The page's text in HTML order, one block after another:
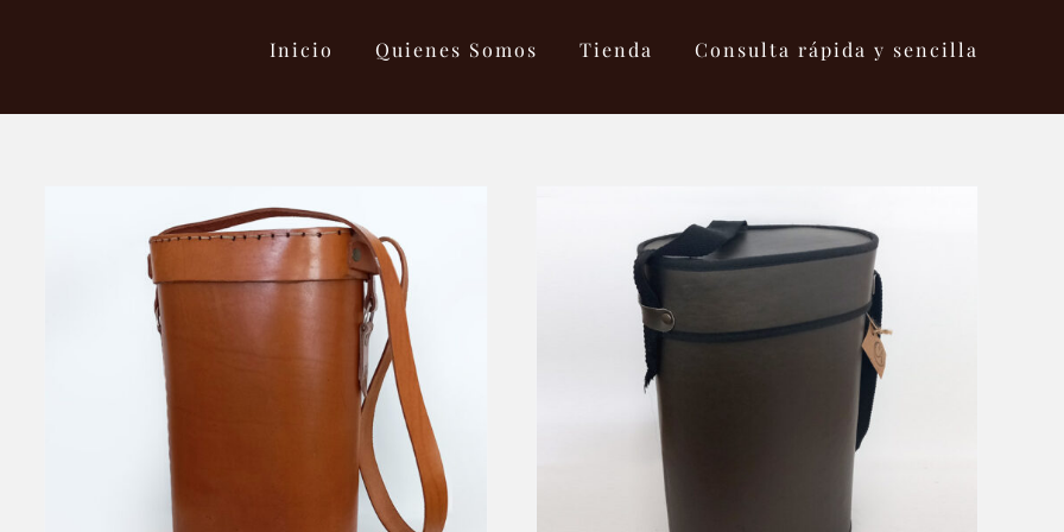
Inicio Quienes Somos Tienda Consulta rápida y sencilla